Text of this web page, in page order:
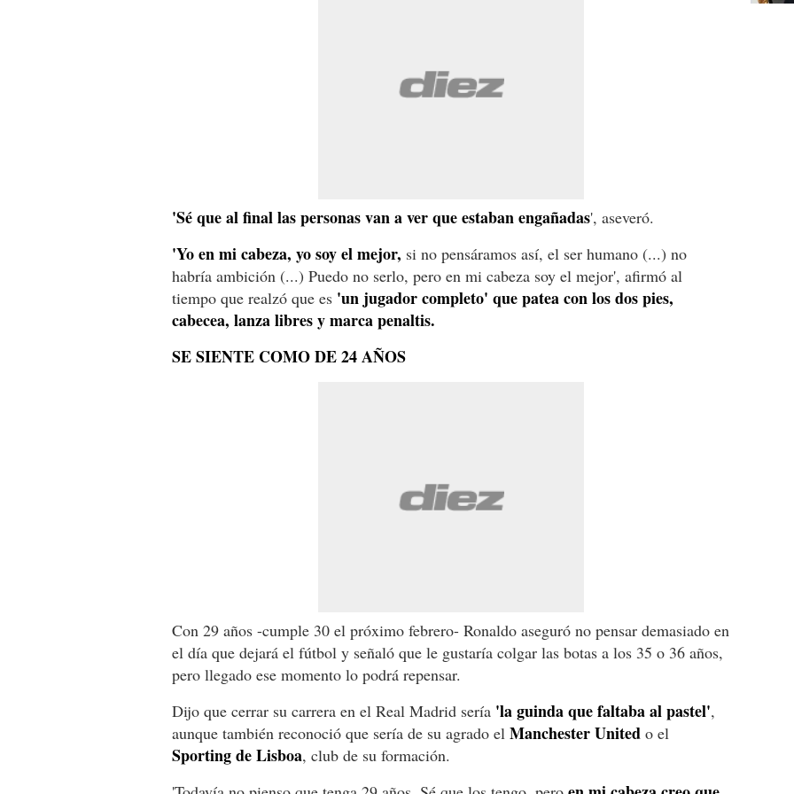
'Sé que al final las personas van a ver que estaban engañadas', aseveró.
'Yo en mi cabeza, yo soy el mejor, si no pensáramos así, el ser humano (...) no
habría ambición (...) Puedo no serlo, pero en mi cabeza soy el mejor', afirmó al
tiempo que realzó que es 'un jugador completo' que patea con los dos pies,
cabecea, lanza libres y marca penaltis.
SE SIENTE COMO DE 24 AÑOS
Con 29 años -cumple 30 el próximo febrero- Ronaldo aseguró no pensar demasiado en
el día que dejará el fútbol y señaló que le gustaría colgar las botas a los 35 o 36 años,
pero llegado ese momento lo podrá repensar.
Dijo que cerrar su carrera en el Real Madrid sería 'la guinda que faltaba al pastel',
aunque también reconoció que sería de su agrado el Manchester United o el
Sporting de Lisboa, club de su formación.